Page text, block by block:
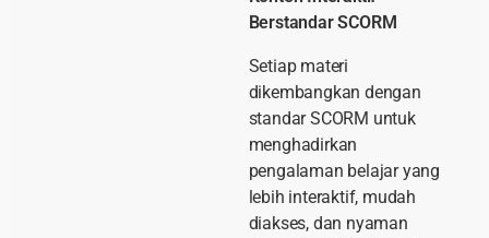
Berstandar SCORM
Setiap materi
dikembangkan dengan
standar SCORM untuk
menghadirkan
pengalaman belajar yang
lebih interaktif, mudah
diakses, dan nyaman